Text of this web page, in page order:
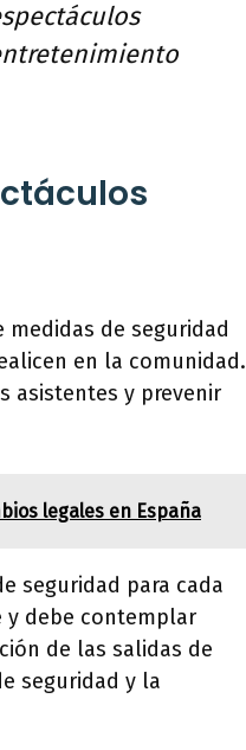
medidas de seguridad
en la comunidad.
asistentes y prevenir
legales en España
seguridad para cada
y debe contemplar
de las salidas de
seguridad y la